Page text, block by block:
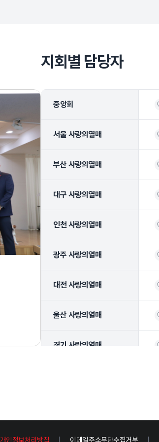
지회별 담당자
중앙회
서울 사랑의열매
부산 사랑의열매
대구 사랑의열매
인천 사랑의열매
광주 사랑의열매
대전 사랑의열매
울산 사랑의열매
경기 사랑의열매
충북 사랑의열매